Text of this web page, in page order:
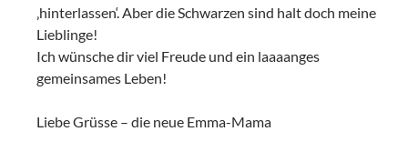
‚hinterlassen‘. Aber die Schwarzen sind halt doch meine
Lieblinge!
Ich wünsche dir viel Freude und ein laaaanges
gemeinsames Leben!
Liebe Grüsse – die neue Emma-Mama